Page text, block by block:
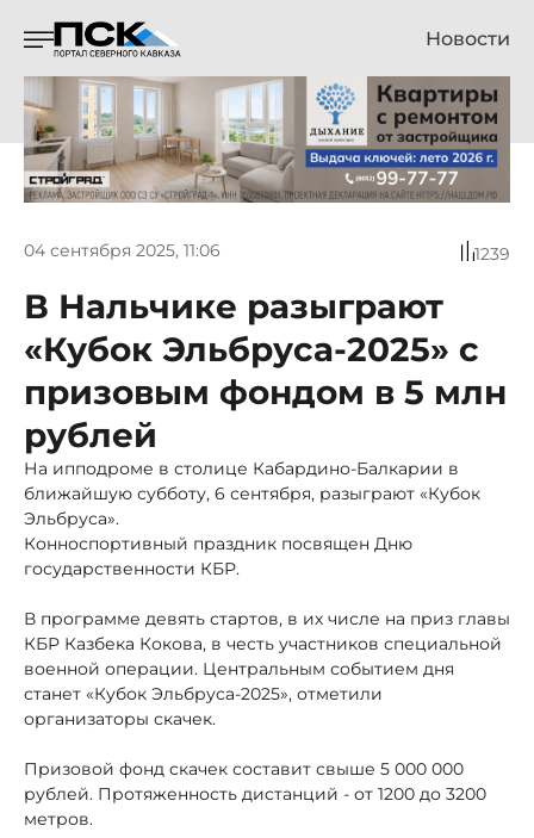
Новости
04 сентября 2025, 11:06 1239
В Нальчике разыграют
«Кубок Эльбруса-2025» с
призовым фондом в 5 млн
рублей
На ипподроме в столице Кабардино-Балкарии в
ближайшую субботу, 6 сентября, разыграют «Кубок
Эльбруса».
Конноспортивный праздник посвящен Дню
государственности КБР.
В программе девять стартов, в их числе на приз главы
КБР Казбека Кокова, в честь участников специальной
военной операции. Центральным событием дня
станет «Кубок Эльбруса-2025», отметили
организаторы скачек.
Призовой фонд скачек составит свыше 5 000 000
рублей. Протяженность дистанций - от 1200 до 3200
метров.